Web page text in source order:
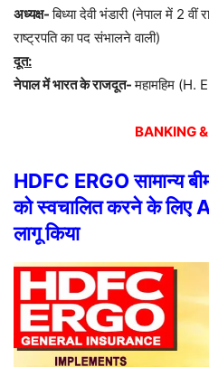
अध्यक्ष-बिध्या देवी भंडारी (नेपाल में 2
राष्ट्रपति का पद संभालने वाली)
दूत:
नेपाल में भारत के राजदूत-महामहिम (H.
BANKING
HDFC ERGO सामान्य
को स्वचालित करने के लिए
लागू किया